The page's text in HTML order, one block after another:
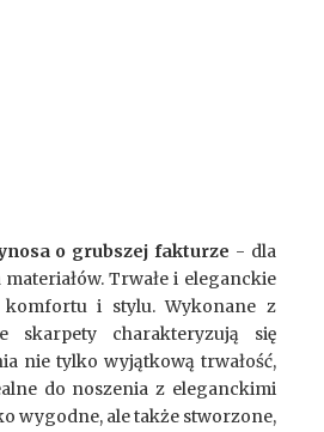
o grubszej fakturze - dla
Trwałe i eleganckie
komfortu i stylu. Wykonane z
skarpety charakteryzują się
nie tylko wyjątkową trwałość,
do noszenia z eleganckimi
wygodne, ale także stworzone,